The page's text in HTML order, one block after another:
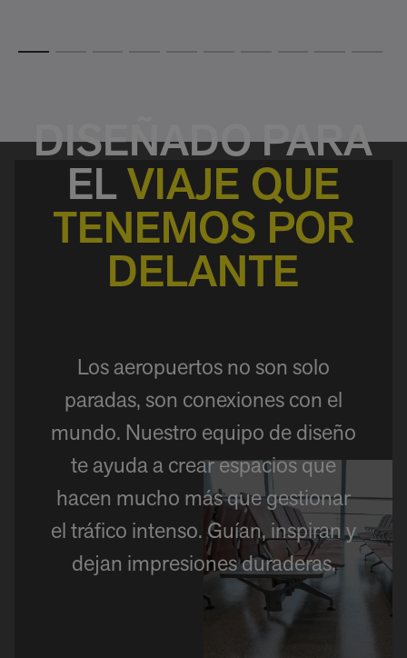
DISEÑADO PARA
EL VIAJE QUE
TENEMOS POR
DELANTE
Los aeropuertos no son solo
paradas, son conexiones con el
mundo. Nuestro equipo de diseño
te ayuda a crear espacios que
hacen mucho más que gestionar
el tráfico intenso. Guían, inspiran y
dejan impresiones duraderas.